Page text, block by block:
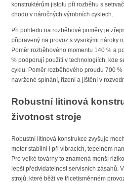
konstruktérům jistotu při rozběhu s
chodu v náročných výrobních cyklech.
Při pohledu na rozběhové poměry je
připravený na provoz s vysokými nároky
Poměr rozběhového momentu 140 % a
% podporují použití v technologiích, kde
cyklu. Poměr rozběhového proudu 700
navržené spínání, řízení a jištění v
Robustní litinová
životnost stroje
Robustní litinová konstrukce zvyšuje
motor stabilní i při vibracích, tepelném
Pro velké továrny to znamená menší
lepší předvídatelnost servisních zásahů.
strojů, které běží ve třicetisměnném